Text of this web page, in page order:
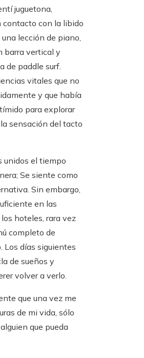
juguetona,
contacto con la libido
lección de piano,
barra vertical y
de paddle surf.
vitales que no
y que había
para explorar
sensación del tacto
unidos el tiempo
Se siente como
Sin embargo,
en las
hoteles, rara vez
completo de
Los días siguientes
de sueños y
volver a verlo.
que una vez me
de mi vida, sólo
que pueda